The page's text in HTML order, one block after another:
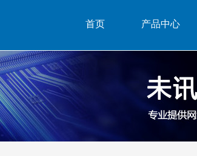
首页 产品中心